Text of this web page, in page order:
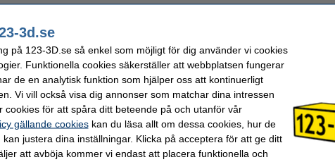
DFE00052
5 kg Nozzle temperaturområde:
5 Ral färg nr.:
1,24 g/cm³ Spolens bredd:
1,75 mm Spolens inre diameter:
>95 % Spolens ytterdiameter:
Grå Varumärke:
0 - 50 °C Produktkod:
ofta även dessa produkter!
3d.se
på 123-3D.se så enkel som möjligt för dig använder vi cookies
Funktionella cookies säkerställer att webbplatsen fungerar
de en analytisk funktion som hjälper oss att kontinuerligt
Vi vill också visa dig annonser som matchar dina intressen
cookies för att spåra ditt beteende på och utanför vår
gällande cookieskan du läsa allt om dessa cookies, hur de
justera dina inställningar. Klicka på acceptera för att ge ditt
att avböja kommer vi endast att placera funktionella och